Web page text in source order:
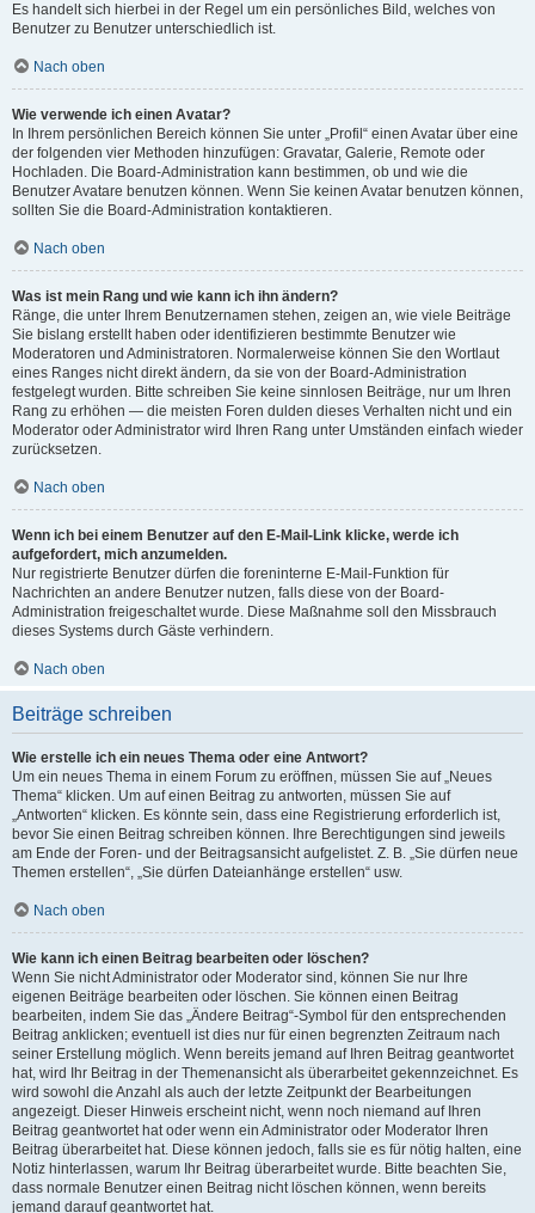
Es handelt sich hierbei in der Regel um ein persönliches Bild, welches von
Benutzer zu Benutzer unterschiedlich ist.
Nach oben
Wie verwende ich einen Avatar?
In Ihrem persönlichen Bereich können Sie unter „Profil“ einen Avatar über eine
der folgenden vier Methoden hinzufügen: Gravatar, Galerie, Remote oder
Hochladen. Die Board-Administration kann bestimmen, ob und wie die
Benutzer Avatare benutzen können. Wenn Sie keinen Avatar benutzen können,
sollten Sie die Board-Administration kontaktieren.
Nach oben
Was ist mein Rang und wie kann ich ihn ändern?
Ränge, die unter Ihrem Benutzernamen stehen, zeigen an, wie viele Beiträge
Sie bislang erstellt haben oder identifizieren bestimmte Benutzer wie
Moderatoren und Administratoren. Normalerweise können Sie den Wortlaut
eines Ranges nicht direkt ändern, da sie von der Board-Administration
festgelegt wurden. Bitte schreiben Sie keine sinnlosen Beiträge, nur um Ihren
Rang zu erhöhen — die meisten Foren dulden dieses Verhalten nicht und ein
Moderator oder Administrator wird Ihren Rang unter Umständen einfach wieder
zurücksetzen.
Nach oben
Wenn ich bei einem Benutzer auf den E-Mail-Link klicke, werde ich
aufgefordert, mich anzumelden.
Nur registrierte Benutzer dürfen die foreninterne E-Mail-Funktion für
Nachrichten an andere Benutzer nutzen, falls diese von der Board-
Administration freigeschaltet wurde. Diese Maßnahme soll den Missbrauch
dieses Systems durch Gäste verhindern.
Nach oben
Beiträge schreiben
Wie erstelle ich ein neues Thema oder eine Antwort?
Um ein neues Thema in einem Forum zu eröffnen, müssen Sie auf „Neues
Thema“ klicken. Um auf einen Beitrag zu antworten, müssen Sie auf
„Antworten“ klicken. Es könnte sein, dass eine Registrierung erforderlich ist,
bevor Sie einen Beitrag schreiben können. Ihre Berechtigungen sind jeweils
am Ende der Foren- und der Beitragsansicht aufgelistet. Z. B. „Sie dürfen neue
Themen erstellen“, „Sie dürfen Dateianhänge erstellen“ usw.
Nach oben
Wie kann ich einen Beitrag bearbeiten oder löschen?
Wenn Sie nicht Administrator oder Moderator sind, können Sie nur Ihre
eigenen Beiträge bearbeiten oder löschen. Sie können einen Beitrag
bearbeiten, indem Sie das „Ändere Beitrag“-Symbol für den entsprechenden
Beitrag anklicken; eventuell ist dies nur für einen begrenzten Zeitraum nach
seiner Erstellung möglich. Wenn bereits jemand auf Ihren Beitrag geantwortet
hat, wird Ihr Beitrag in der Themenansicht als überarbeitet gekennzeichnet. Es
wird sowohl die Anzahl als auch der letzte Zeitpunkt der Bearbeitungen
angezeigt. Dieser Hinweis erscheint nicht, wenn noch niemand auf Ihren
Beitrag geantwortet hat oder wenn ein Administrator oder Moderator Ihren
Beitrag überarbeitet hat. Diese können jedoch, falls sie es für nötig halten, eine
Notiz hinterlassen, warum Ihr Beitrag überarbeitet wurde. Bitte beachten Sie,
dass normale Benutzer einen Beitrag nicht löschen können, wenn bereits
jemand darauf geantwortet hat.